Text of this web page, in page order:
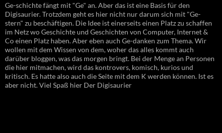
Ge-schichte fängt mit "Ge" an. Aber das ist eine Basis für den
Digisaurier. Trotzdem geht es hier nicht nur darum sich mit "Ge-
stern" zu beschäftigen. Die Idee ist einerseits einen Platz zu schaffen
im Netz wo Geschichte und Geschichten von Computer, Internet &
Co einen Platz haben. Aber eben auch Ge-danken zum Thema. Wir
wollen mit dem Wissen von dem, woher das alles kommt auch
darüber bloggen, was das morgen bringt. Bei der Menge an Personen
die hier mitmachen, wird das kontrovers, komisch, kurios und
kritisch. Es hatte also auch die Seite mit dem K werden können. Ist es
aber nicht. Viel Spaß hier Der Digisaurier